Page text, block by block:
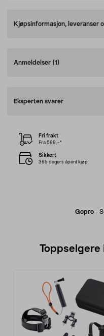
Kjøpsinformasjon, leveranser
Anmeldelser (1)
Eksperten svarer
Gopro-
Fri frakt
Fra 599,–*
Sikkert
365 dagers åpent kjøp
Toppselgere